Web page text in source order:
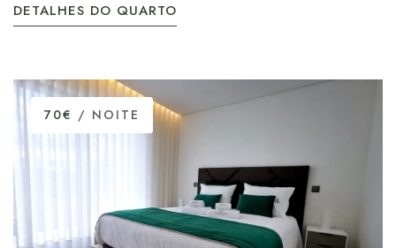
DETALHES DO QUARTO
70€ / NOITE